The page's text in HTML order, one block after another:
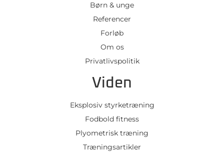
Børn & unge
Referencer
Forløb
Om os
Privatlivspolitik
Viden
Eksplosiv styrketræning
Fodbold fitness
Plyometrisk træning
Træningsartikler